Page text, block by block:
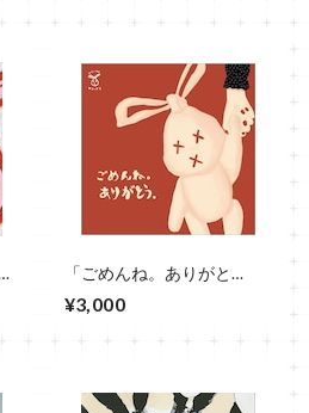
「ごめんね。ありがと
¥3,000